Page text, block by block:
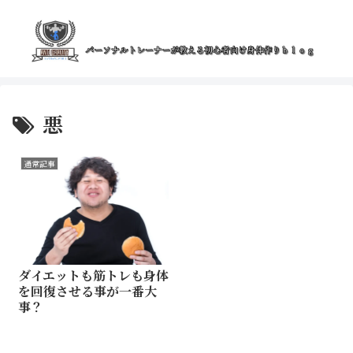
悪
通常記事
ダイエットも筋トレも身体
を回復させる事が一番大
事？